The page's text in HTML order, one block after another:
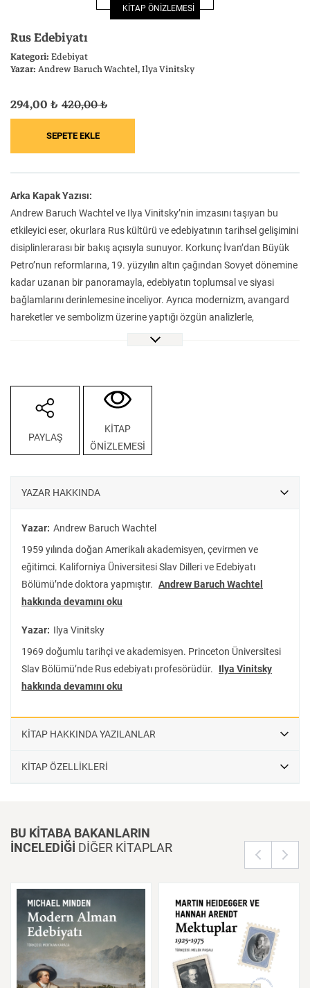
Felsefe Kesişimler
İnsan ve Toplum
Klasik
KİTAP ÖNİZLEMESİ
Rus Edebiyatı
Kategori:Edebiyat
Yazar:Andrew Baruch Wachtel Ilya Vinitsky
Arka Kapak Yazısı:
Andrew Baruch Wachtel ve Ilya Vinitsky’nin imzasını taşıyan bu
etkileyici eser, okurlara Rus kültürü ve edebiyatının tarihsel gelişimini
disiplinlerarası bir bakış açısıyla sunuyor. Korkunç İvan’dan Büyük
Petro’nun reformlarına, 19. yüzyılın altın çağından Sovyet dönemine
kadar uzanan bir panoramayla, edebiyatın toplumsal ve siyasi
bağlamlarını derinlemesine inceliyor. Ayrıca modernizm, avangard
hareketler ve sembolizm üzerine yaptığı özgün analizlerle,
edebiyatın bireysel ve ulusal kimlik inşasındaki rolünü de gözler
Jukovski, Andrey Bely ve Andrey Platonov gibi daha az bilinen,
ancak edebiyat dünyasında büyük öneme sahip yazarları da
kadrajına alarak Rus edebiyatının dönüşüm evrelerini bütüncül bir
perspektifle inceleyen eser, araştırmacılar ve edebiyat tutkunları için
vazgeçilmez bir başvuru kaynağı.
294,00 ₺ 420,00 ₺
PAYLAŞ
KİTAP
ÖNİZLEMESİ
YAZAR HAKKINDA
Yazar: Andrew Baruch Wachtel
1959 yılında doğan Amerikalı akademisyen, çevirmen ve
eğitimci. Kaliforniya Üniversitesi Slav Dilleri ve Edebiyatı
Bölümü’nde doktora yapmıştır. Andrew Baruch Wachtel
hakkında devamını oku
Yazar: Ilya Vinitsky
1969 doğumlu tarihçi ve akademisyen. Princeton Üniversitesi
Slav Bölümü’nde Rus edebiyatı profesörüdür.
Ilya Vinitsky
hakkında devamını oku
KİTAP HAKKINDA YAZILANLAR
KİTAP ÖZELLİKLERİ
BU KİTABA BAKANLARIN
İNCELEDİĞİ DİĞER KİTAPLAR